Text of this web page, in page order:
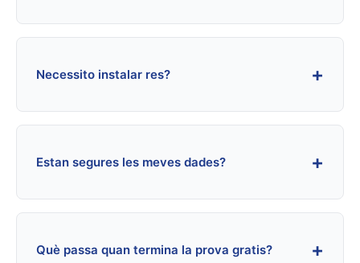
Necessito instalar res? +
Estan segures les meves dades? +
Què passa quan termina la prova gratis? +